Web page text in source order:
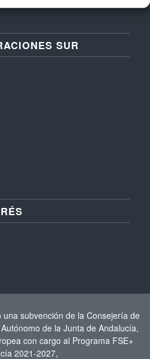
SUR
subvención de la Consejería de
de la Junta de Andalucía,
con cargo al Programa FSE+
2021-2027,